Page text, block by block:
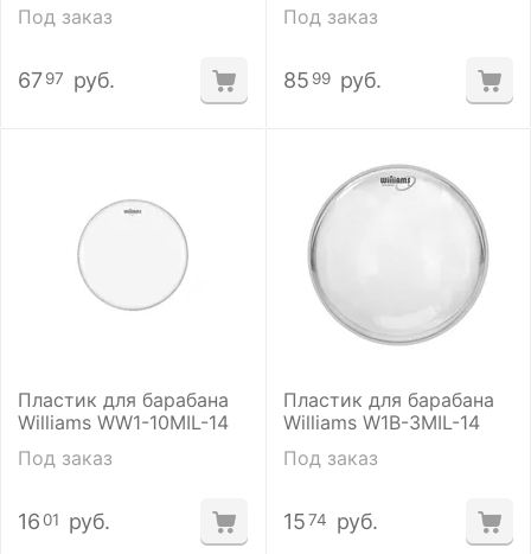
Под заказ
67 97 руб.
Под заказ
85 99 руб.
Пластик для барабана
Williams WW1-10MIL-14
Под заказ
16 01 руб.
Пластик для барабана
Williams W1B-3MIL-14
Под заказ
1574 руб.